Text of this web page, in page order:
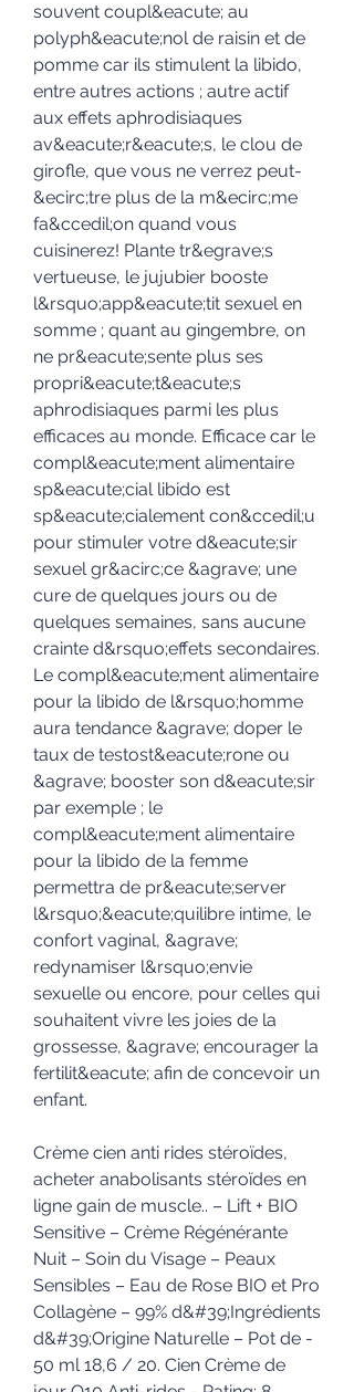
souvent coupl&eacute; au
polyph&eacute;nol de raisin et de
pomme car ils stimulent la libido,
entre autres actions ; autre actif
aux effets aphrodisiaques
av&eacute;r&eacute;s, le clou de
girofle, que vous ne verrez peut-
&ecirc;tre plus de la m&ecirc;me
fa&ccedil;on quand vous
cuisinerez! Plante tr&egrave;s
vertueuse, le jujubier booste
l&rsquo;app&eacute;tit sexuel en
somme ; quant au gingembre, on
ne pr&eacute;sente plus ses
propri&eacute;t&eacute;s
aphrodisiaques parmi les plus
efficaces au monde. Efficace car le
compl&eacute;ment alimentaire
sp&eacute;cial libido est
sp&eacute;cialement con&ccedil;u
pour stimuler votre d&eacute;sir
sexuel gr&acirc;ce &agrave; une
cure de quelques jours ou de
quelques semaines, sans aucune
crainte d&rsquo;effets secondaires.
Le compl&eacute;ment alimentaire
pour la libido de l&rsquo;homme
aura tendance &agrave; doper le
taux de testost&eacute;rone ou
&agrave; booster son d&eacute;sir
par exemple ; le
compl&eacute;ment alimentaire
pour la libido de la femme
permettra de pr&eacute;server
l&rsquo;&eacute;quilibre intime, le
confort vaginal, &agrave;
redynamiser l&rsquo;envie
sexuelle ou encore, pour celles qui
souhaitent vivre les joies de la
grossesse, &agrave; encourager la
fertilit&eacute; afin de concevoir un
enfant.
Crème cien anti rides stéroïdes,
acheter anabolisants stéroïdes en
ligne gain de muscle.. – Lift + BIO
Sensitive – Crème Régénérante
Nuit – Soin du Visage – Peaux
Sensibles – Eau de Rose BIO et Pro
Collagène – 99% d&#39;Ingrédients
d&#39;Origine Naturelle – Pot de -
50 ml 18,6 / 20. Cien Crème de